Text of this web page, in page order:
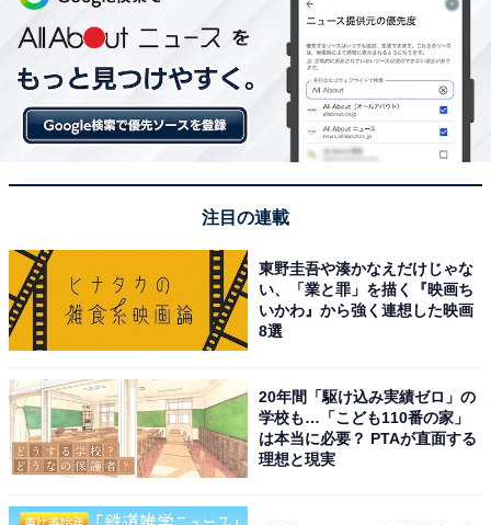
2.7インチの液晶画面が見やすく、日本製ということ
もあって操作メニューが分かりやすいので初期設定
もスムーズにできました。
HDR機能のおかげで、対向車のヘッドライトやトン
ネル出口の眩しい光があっても白とびせず、綺麗な
映像が途切れず記録されます。
注目の連載
東野圭吾や湊かなえだけじゃな
い、「業と罪」を描く『映画ち
いかわ』から強く連想した映画
8選
20年間「駆け込み実績ゼロ」の
学校も…「こども110番の家」
は本当に必要？ PTAが直面する
理想と現実